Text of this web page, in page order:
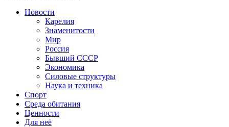
Новости
Карелия
Знаменитости
Мир
Россия
Бывший СССР
Экономика
Силовые структуры
Наука и техника
Спорт
Среда обитания
Ценности
Для неё